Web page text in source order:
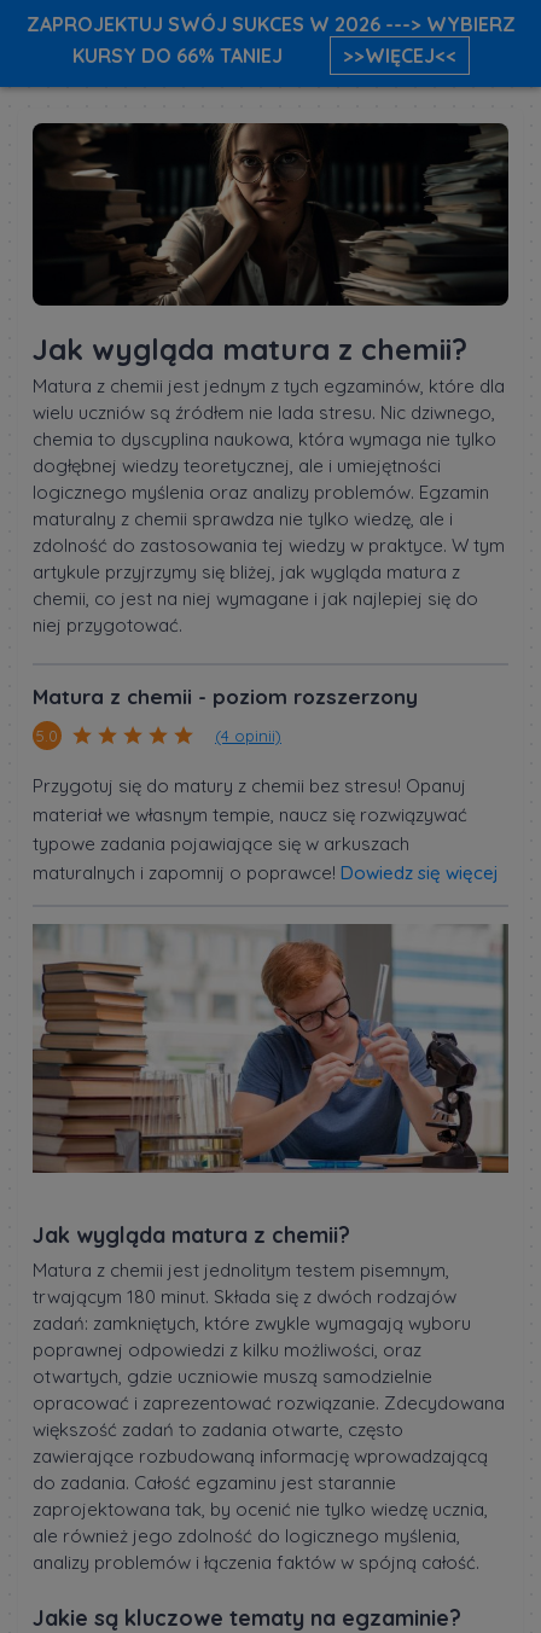
Jak wygląda matura z chemii?
Matura z chemii jest jednym z tych egzaminów, które dla
wielu uczniów są źródłem nie lada stresu. Nic dziwnego,
chemia to dyscyplina naukowa, która wymaga nie tylko
dogłębnej wiedzy teoretycznej, ale i umiejętności
logicznego myślenia oraz analizy problemów. Egzamin
maturalny z chemii sprawdza nie tylko wiedzę, ale i
zdolność do zastosowania tej wiedzy w praktyce. W tym
artykule przyjrzymy się bliżej, jak wygląda matura z
chemii, co jest na niej wymagane i jak najlepiej się do
niej przygotować.
Matura z chemii - poziom rozszerzony
5.0 (4 opinii)
Przygotuj się do matury z chemii bez stresu! Opanuj
materiał we własnym tempie, naucz się rozwiązywać
typowe zadania pojawiające się w arkuszach
maturalnych i zapomnij o poprawce! Dowiedz się więcej
Jak wygląda matura z chemii?
Matura z chemii jest jednolitym testem pisemnym,
trwającym 180 minut. Składa się z dwóch rodzajów
zadań: zamkniętych, które zwykle wymagają wyboru
poprawnej odpowiedzi z kilku możliwości, oraz
otwartych, gdzie uczniowie muszą samodzielnie
opracować i zaprezentować rozwiązanie. Zdecydowana
większość zadań to zadania otwarte, często
zawierające rozbudowaną informację wprowadzającą
do zadania. Całość egzaminu jest starannie
zaprojektowana tak, by ocenić nie tylko wiedzę ucznia,
ale również jego zdolność do logicznego myślenia,
analizy problemów i łączenia faktów w spójną całość.
Jakie są kluczowe tematy na egzaminie?
ZAPROJEKTUJ SWÓJ SUKCES W 2026 ---> WYBIERZ
KURSY DO 66% TANIEJ
>>WIĘCEJ<<